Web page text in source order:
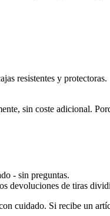
resistentes y protectoras.
sin coste adicional.
- sin preguntas.
de tiras
cuidado. Si recibe un